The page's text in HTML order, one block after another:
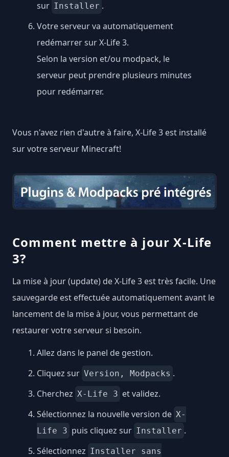
sur Installer .
Votre serveur va automatiquement
redémarrer sur X-Life 3.
Selon la version et/ou modpack, le
serveur peut prendre plusieurs minutes
pour redémarrer.
Vous n'avez rien d'autre à faire, X-Life 3 est installé
sur votre serveur Minecraft!
Comment mettre à jour X-Life
3?
La mise à jour (update) de X-Life 3 est très facile. Une
sauvegarde est effectuée automatiquement avant le
lancement de la mise à jour, vous permettant de
restaurer votre serveur si besoin.
Allez dans le panel de gestion.
Cliquez sur Version, Modpacks .
Cherchez X-Life 3 et validez.
Sélectionnez la nouvelle version de X-
Life 3 puis cliquez sur Installer .
Sélectionnez Installer sans